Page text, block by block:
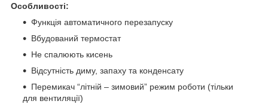
Особливості:
Функція автоматичного перезапуску
Вбудований термостат
Не спалюють кисень
Відсутність диму, запаху та конденсату
Перемикач “літній – зимовий” режим роботи (тільки
для вентиляції)